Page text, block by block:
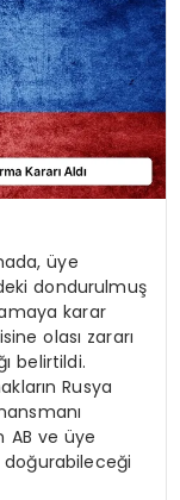
üye
dondurulmuş
karar
olası zararı
belirtildi.
Rusya
AB ve üye